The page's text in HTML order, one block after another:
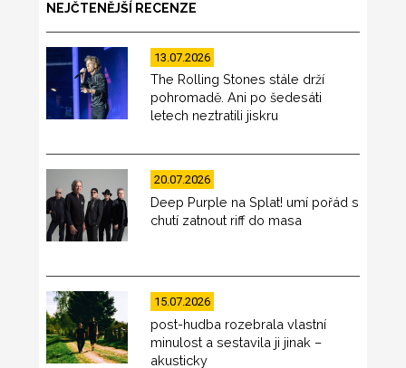
NEJČTENĚJŠÍ RECENZE
13.07.2026
The Rolling Stones stále drží
pohromadě. Ani po šedesáti
letech neztratili jiskru
20.07.2026
Deep Purple na Splat! umí pořád s
chutí zatnout riff do masa
15.07.2026
post-hudba rozebrala vlastní
minulost a sestavila ji jinak –
akusticky